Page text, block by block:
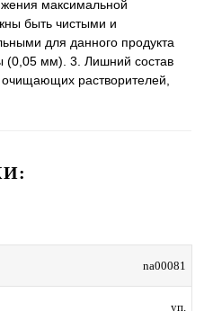
максимальной
быть чистыми и
для данного продукта
(0,05 мм). 3. Лишний состав
растворителей,
na00081
уп.